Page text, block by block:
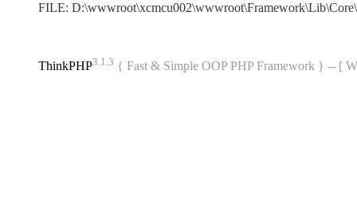
FILE:
ThinkPHP3.1.3 { Fast & Simple OOP PHP Framework } -- [